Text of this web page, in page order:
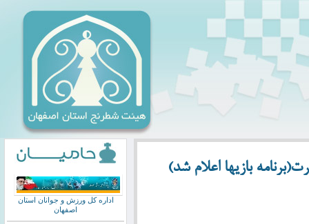
بازیها اعلام شد)
اداره کل ورزش و جوانان استان
اصفهان